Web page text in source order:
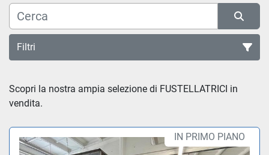
Filtri
Ordina per
Scopri la nostra ampia selezione di FUSTELLATRICI in
vendita.
IN PRIMO PIANO